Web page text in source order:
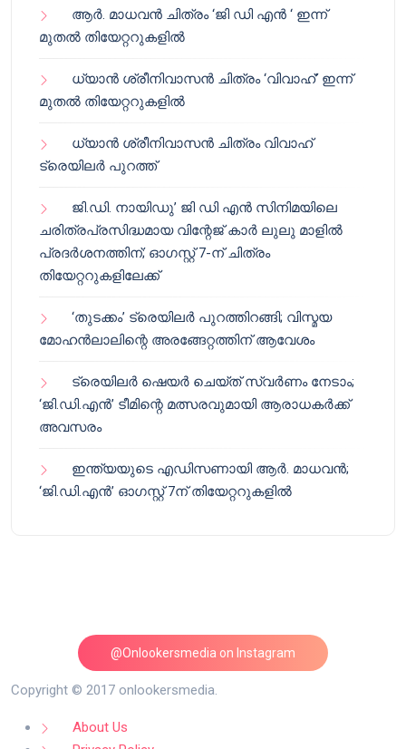
ആർ. മാധവൻ ചിത്രം ‘ജി ഡി എൻ ‘ ഇന്ന്
മുതൽ തിയേറ്ററുകളിൽ
ധ്യാൻ ശ്രീനിവാസൻ ചിത്രം ‘വിവാഹ്’ ഇന്ന്
മുതൽ തിയേറ്ററുകളിൽ
ധ്യാൻ ശ്രീനിവാസൻ ചിത്രം വിവാഹ്
ട്രെയിലർ പുറത്ത്
ജി.ഡി. നായിഡു’ ജി ഡി എൻ സിനിമയിലെ
ചരിത്രപ്രസിദ്ധമായ വിന്റേജ് കാർ ലുലു മാളിൽ
പ്രദർശനത്തിന്; ഓഗസ്റ്റ് 7-ന് ചിത്രം
തിയേറ്ററുകളിലേക്ക്
‘തുടക്കം’ ട്രെയിലർ പുറത്തിറങ്ങി; വിസ്മയ
മോഹൻലാലിന്റെ അരങ്ങേറ്റത്തിന് ആവേശം
ട്രെയിലർ ഷെയർ ചെയ്‌ത് സ്വർണം നേടാം;
‘ജി.ഡി.എൻ’ ടീമിന്റെ മത്സരവുമായി ആരാധകർക്ക്
അവസരം
ഇന്ത്യയുടെ എഡിസണായി ആർ. മാധവൻ;
‘ജി.ഡി.എൻ’ ഓഗസ്റ്റ് 7ന് തിയേറ്ററുകളിൽ
@Onlookersmedia on Instagram
Follow on Instagram
Copyright © 2017 onlookersmedia.
About Us